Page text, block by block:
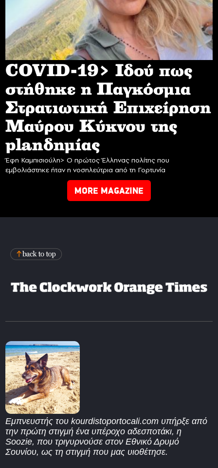
COVID-19> Iδού πως
στήθηκε η Παγκόσμια
Στρατιωτική Επιχείρηση
Mαύρου Κύκνου της
planδημίας
Έφη Καμπισιούλη> Ο πρώτος Έλληνας πολίτης που
εμβολιάστηκε ήταν η νοσηλεύτρια από τη Γορτυνία
MORE MAGAZINE
Εμπνευστής του kourdistoportocali.com υπήρξε από
την πρώτη στιγμή ένα υπέροχο αδεσποτάκι, η
Soozie, που τριγυρνούσε στον Εθνικό Δρυμό
Σουνίου, ως τη στιγμή που μας υιοθέτησε.